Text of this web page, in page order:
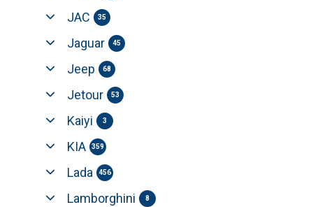
JAC 35
Jaguar 45
Jeep 68
Jetour 53
Kaiyi 3
KIA 359
Lada 456
Lamborghini 8